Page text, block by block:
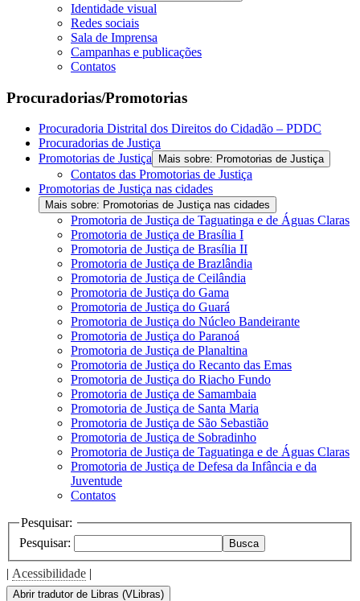
Identidade visual
Redes sociais
Sala de Imprensa
Campanhas e publicações
Contatos
Procuradorias/Promotorias
Procuradoria Distrital dos Direitos do Cidadão – PDDC
Procuradorias de Justiça
Promotorias de Justiça
Mais sobre: Promotorias de Justiça
Contatos das Promotorias de Justiça
Promotorias de Justiça nas cidades
Mais sobre: Promotorias de Justiça nas cidades
Promotoria de Justiça de Taguatinga e de Águas Claras
Promotoria de Justiça de Brasília I
Promotoria de Justiça de Brasília II
Promotoria de Justiça de Brazlândia
Promotoria de Justiça de Ceilândia
Promotoria de Justiça do Gama
Promotoria de Justiça do Guará
Promotoria de Justiça do Núcleo Bandeirante
Promotoria de Justiça do Paranoá
Promotoria de Justiça de Planaltina
Promotoria de Justiça do Recanto das Emas
Promotoria de Justiça do Riacho Fundo
Promotoria de Justiça de Samambaia
Promotoria de Justiça de Santa Maria
Promotoria de Justiça de São Sebastião
Promotoria de Justiça de Sobradinho
Promotoria de Justiça de Taguatinga e de Águas Claras
Promotoria de Justiça de Defesa da Infância e da
Juventude
Contatos
Pesquisar:
Pesquisar:
Busca
| Acessibilidade |
Abrir tradutor de Libras (VLibras)